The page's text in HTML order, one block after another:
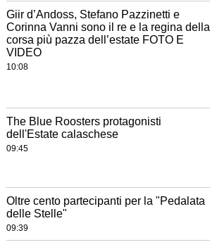
Giir d’Andoss, Stefano Pazzinetti e
Corinna Vanni sono il re e la regina della
corsa più pazza dell’estate FOTO E
VIDEO
10:08
The Blue Roosters protagonisti
dell'Estate calaschese
09:45
Oltre cento partecipanti per la "Pedalata
delle Stelle"
09:39